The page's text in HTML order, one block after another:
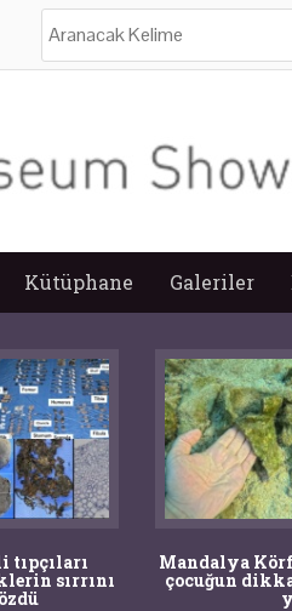
Kütüphane Galeriler
tıpçıları
sırrını
Mandalya
çocuğun